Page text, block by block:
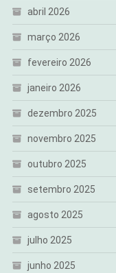
abril 2026
março 2026
fevereiro 2026
janeiro 2026
dezembro 2025
novembro 2025
outubro 2025
setembro 2025
agosto 2025
julho 2025
junho 2025